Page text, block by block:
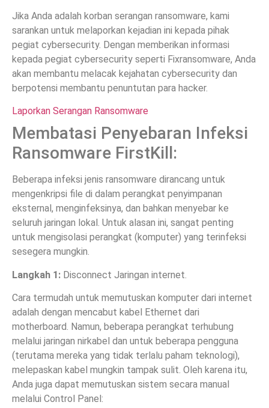
Jika Anda adalah korban serangan ransomware, kami
sarankan untuk melaporkan kejadian ini kepada pihak
pegiat cybersecurity. Dengan memberikan informasi
kepada pegiat cybersecurity seperti Fixransomware, Anda
akan membantu melacak kejahatan cybersecurity dan
berpotensi membantu penuntutan para hacker.
Laporkan Serangan Ransomware
Membatasi Penyebaran Infeksi
Ransomware FirstKill:
Beberapa infeksi jenis ransomware dirancang untuk
mengenkripsi file di dalam perangkat penyimpanan
eksternal, menginfeksinya, dan bahkan menyebar ke
seluruh jaringan lokal. Untuk alasan ini, sangat penting
untuk mengisolasi perangkat (komputer) yang terinfeksi
sesegera mungkin.
Langkah 1: Disconnect Jaringan internet.
Cara termudah untuk memutuskan komputer dari internet
adalah dengan mencabut kabel Ethernet dari
motherboard. Namun, beberapa perangkat terhubung
melalui jaringan nirkabel dan untuk beberapa pengguna
(terutama mereka yang tidak terlalu paham teknologi),
melepaskan kabel mungkin tampak sulit. Oleh karena itu,
Anda juga dapat memutuskan sistem secara manual
melalui Control Panel: